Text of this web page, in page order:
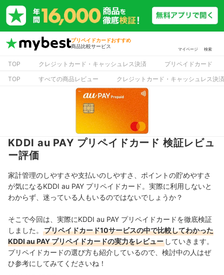
プリペイドカードおすすめ
商品比較サービス
マイページ 検索
TOP クレジットカード・キャッシュレス決済
プリペイドカード
TOP
すべての商品レビュー クレジットカード・キャッシュレス決
KDDI au PAY プリペイドカード 検証レビュ
ー評価
家計管理のしやすさや支払いのしやすさ、ポイントの貯めやすさ
が気になるKDDI au PAY プリペイドカード。実際に利用しないと
わからず、迷っている人もいるのではないでしょうか？
そこで今回は、実際にKDDI au PAY プリペイドカードを徹底検証
しました。
プリペイドカード10サービスの中で比較してわかった
KDDI au PAY プリペイドカードの実力をレビュー していきます。
プリペイドカードの選び方も紹介しているので、検討中の人はぜ
ひ参考にしてみてくださいね！